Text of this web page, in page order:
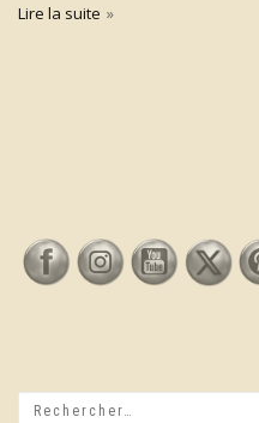
Lire la suite